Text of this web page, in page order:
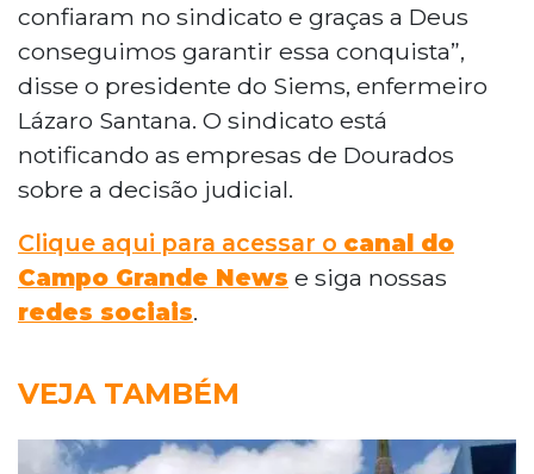
confiaram no sindicato e graças a Deus
conseguimos garantir essa conquista”,
disse o presidente do Siems, enfermeiro
Lázaro Santana. O sindicato está
notificando as empresas de Dourados
sobre a decisão judicial.
Clique aqui para acessar o canal do
Campo Grande News e siga nossas
redes sociais.
VEJA TAMBÉM